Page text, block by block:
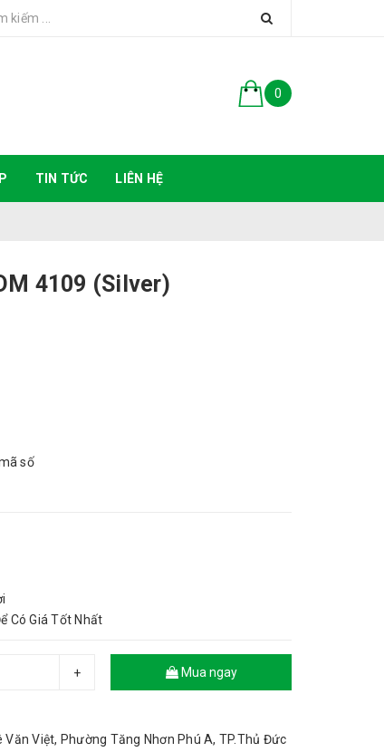
0
TIN TỨC LIÊN HỆ
4109 (Silver)
số
Có Giá Tốt Nhất
+ Mua ngay
Việt, Phường Tăng Nhơn Phú A, TP.Thủ Đức